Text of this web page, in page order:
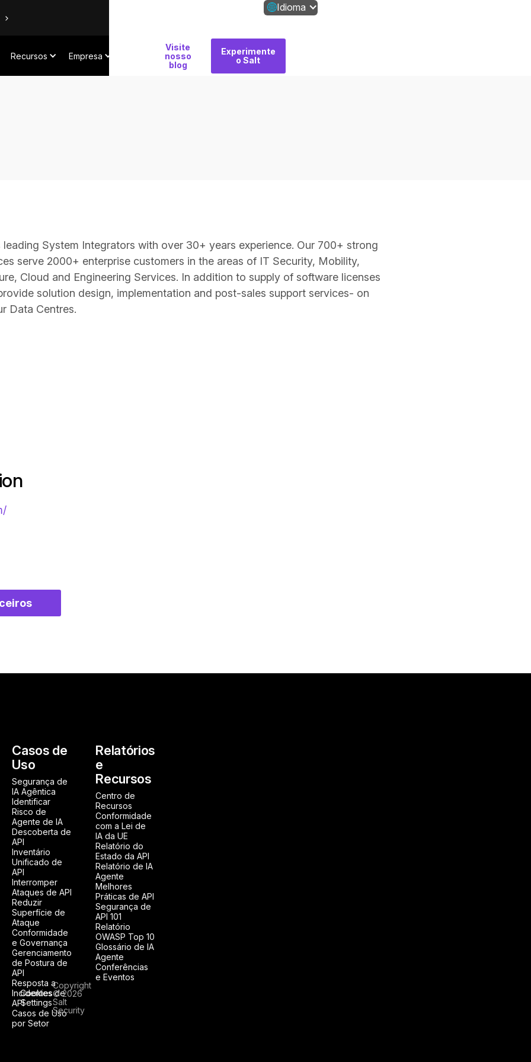
Idioma
Recursos Empresa
Visite
nosso
blog
Experimente
o Salt
System Integrators with over 30+ years experience. Our 700+ strong
serve 2000+ enterprise customers in the areas of IT Security, Mobility,
Cloud and Engineering Services. In addition to supply of software licenses
solution design, implementation and post-sales support services- on
Data Centres.
Casos de
Uso
Segurança de
IA Agêntica
Identificar
Risco de
Agente de IA
Descoberta de
API
Inventário
Unificado de
API
Interromper
Ataques de API
Reduzir
Superfície de
Ataque
Conformidade
e Governança
Gerenciamento
de Postura de
API
Resposta a
Incidentes de
API
Casos de Uso
por Setor
Relatórios
e
Recursos
Centro de
Recursos
Conformidade
com a Lei de
IA da UE
Relatório do
Estado da API
Relatório de IA
Agente
Melhores
Práticas de API
Segurança de
API 101
Relatório
OWASP Top 10
Glossário de IA
Agente
Conferências
e Eventos
Cookies
Settings
Copyright
© 2026
Salt
Security